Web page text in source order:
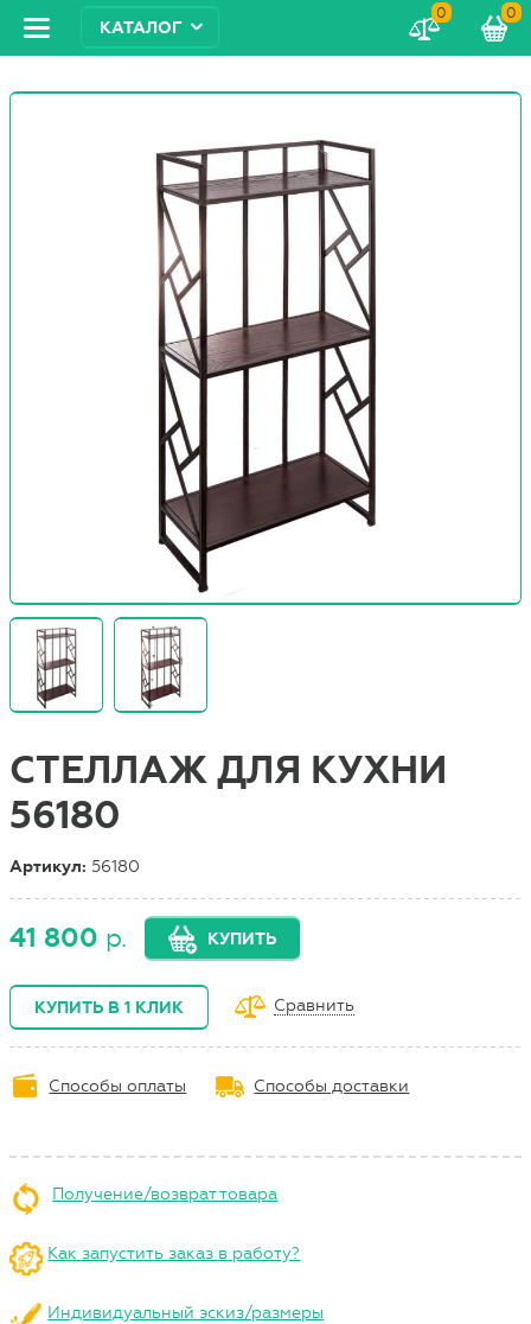
КАТАЛОГ
0 0
СТЕЛЛАЖ ДЛЯ КУХНИ
56180
Артикул: 56180
41 800 р. КУПИТЬ
КУПИТЬ В 1 КЛИК Сравнить
Способы оплаты Способы доставки
Получение/возврат товара
Как запустить заказ в работу?
Индивидуальный эскиз/размеры